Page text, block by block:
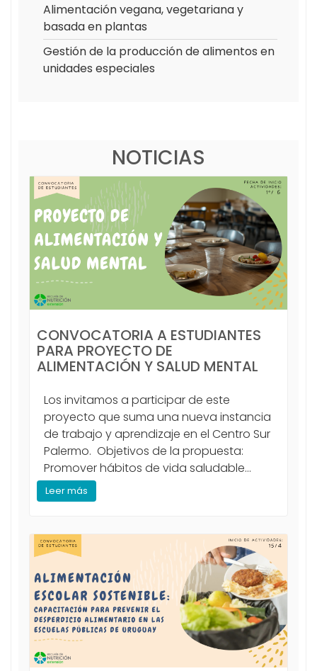
Alimentación vegana, vegetariana y
basada en plantas
Gestión de la producción de alimentos en
unidades especiales
NOTICIAS
CONVOCATORIA A ESTUDIANTES
PARA PROYECTO DE
ALIMENTACIÓN Y SALUD MENTAL
Los invitamos a participar de este
proyecto que suma una nueva instancia
de trabajo y aprendizaje en el Centro Sur
Palermo. Objetivos de la propuesta:
Promover hábitos de vida saludable...
Leer más